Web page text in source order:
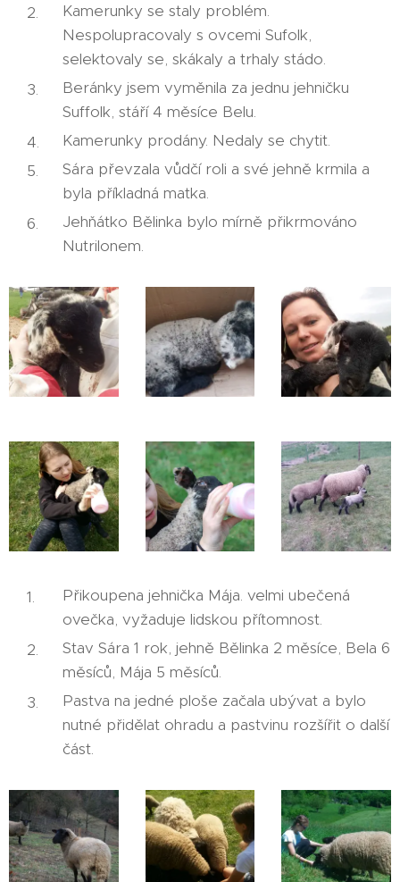
Kamerunky se staly problém.
Nespolupracovaly s ovcemi Sufolk,
selektovaly se, skákaly a trhaly stádo.
Beránky jsem vyměnila za jednu jehničku
Suffolk, stáří 4 měsíce Belu.
Kamerunky prodány. Nedaly se chytit.
Sára převzala vůdčí roli a své jehně krmila a
byla příkladná matka.
Jehňátko Bělinka bylo mírně přikrmováno
Nutrilonem.
Přikoupena jehnička Mája. velmi ubečená
ovečka, vyžaduje lidskou přítomnost.
Stav Sára 1 rok, jehně Bělinka 2 měsíce, Bela 6
měsíců, Mája 5 měsíců.
Pastva na jedné ploše začala ubývat a bylo
nutné přidělat ohradu a pastvinu rozšířit o další
část.